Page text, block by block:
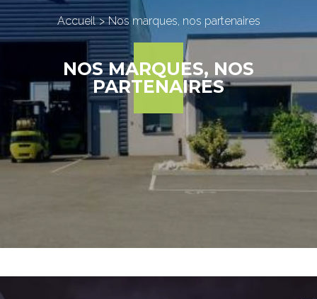
Accueil Nos marques, nos partenaires
NOS MARQUES, NOS
PARTENAIRES